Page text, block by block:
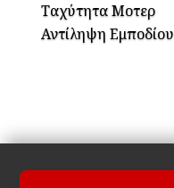
Ταχύτητα Μοτερ
Αντίληψη Εμποδίου